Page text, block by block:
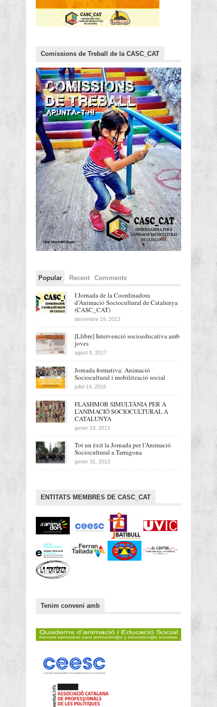
Comissions de Treball de la CASC_CAT
Popular Recent Comments
I Jornada de la Coordinadora
d’Animació Sociocultural de Catalunya
(CASC_CAT)
desembre 19, 2013
[Llibre] Intervenció socioeducativa amb
joves
agost 8, 2017
Jornada formativa: Animació
Sociocultural i mobilització social
juliol 14, 2016
FLASHMOB SIMULTÀNIA PER A
L’ANIMACIÓ SOCIOCULTURAL A
CATALUNYA
gener 19, 2013
Tot un èxit la Jornada per l’Animació
Sociocultural a Tarragona
gener 31, 2013
ENTITATS MEMBRES DE CASC_CAT
Tenim conveni amb